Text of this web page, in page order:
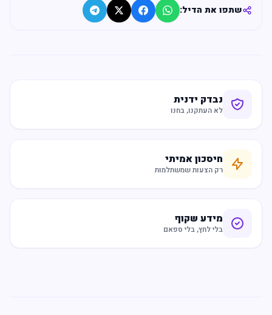
שתפו את הדיל:
נבדק ידנית
לא העתקנו, בחנו
חיסכון אמיתי
רק הצעות שמשתלמות
מידע שקוף
בלי לחץ, בלי ספאם